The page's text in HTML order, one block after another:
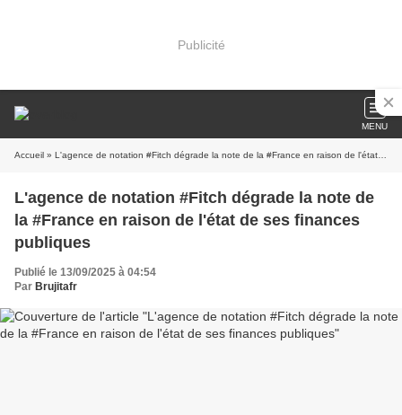
Publicité
MENU
Accueil » L'agence de notation #Fitch dégrade la note de la #France en raison de l'état de ses finances publiques
L'agence de notation #Fitch dégrade la note de
la #France en raison de l'état de ses finances
publiques
Publié le 13/09/2025 à 04:54
Par Brujitafr